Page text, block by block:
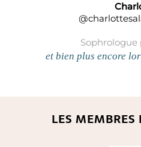
et bien plus encore
LES MEMBRES